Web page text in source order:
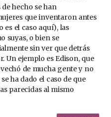
hecho se han
que inventaron antes
es el caso aquí), las
suyas, o bien se
sin ver que detrás
Un ejemplo es Edison, que
de mucha gente y no
ha dado el caso de que
parecidas al mismo